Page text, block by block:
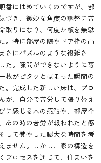
番にはめていくのですが、部
づき、微妙な角度の調整に苦
取りになり、何度か板を無駄
。特に部屋の隅やドア枠の凸
さにパズルのような複雑さ
た。隙間ができないように専
枚がピタッとはまった瞬間の
。完成した新しい床は、プロ
が、自分で苦労して張り替え
に感じる木の感触や、部屋全
あの時の苦労が報われたと感
して費やした膨大な時間を考
ません。しかし、家の構造を
プロセスを通じて、住まいを